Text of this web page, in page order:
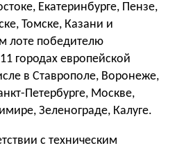
Екатеринбурге, Пензе,
Томске, Казани и
лоте победителю
городах европейской
в Ставрополе, Воронеже,
Петербурге, Москве,
Зеленограде, Калуге.
с техническим